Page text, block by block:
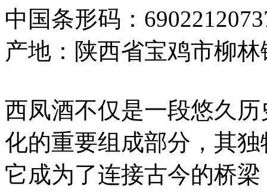
中国条形码：
产地：陕西省宝鸡市柳林
西凤酒不仅是一段悠久
化的重要组成部分，其
它成为了连接古今的桥